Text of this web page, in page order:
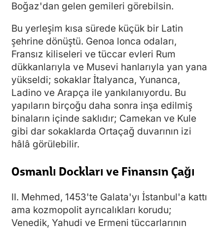
Boğaz'dan gelen gemileri görebilsin.
Bu yerleşim kısa sürede küçük bir Latin
şehrine dönüştü. Genoa lonca odaları,
Fransız kiliseleri ve tüccar evleri Rum
dükkanlarıyla ve Musevi hanlarıyla yan yana
yükseldi; sokaklar İtalyanca, Yunanca,
Ladino ve Arapça ile yankılanıyordu. Bu
yapıların birçoğu daha sonra inşa edilmiş
binaların içinde saklıdır; Camekan ve Kule
gibi dar sokaklarda Ortaçağ duvarının izi
hâlâ görülebilir.
Osmanlı Dockları ve Finansın Çağı
II. Mehmed, 1453'te Galata'yı İstanbul'a kattı
ama kozmopolit ayrıcalıkları korudu;
Venedik, Yahudi ve Ermeni tüccarlarının